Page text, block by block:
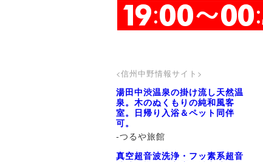
<信州中野情報サイト>
湯田中渋温泉の掛け流し天然温
泉。木のぬくもりの純和風客
室。日帰り入浴＆ペット同伴
可。
-つるや旅館
真空超音波洗浄・フッ素系超音